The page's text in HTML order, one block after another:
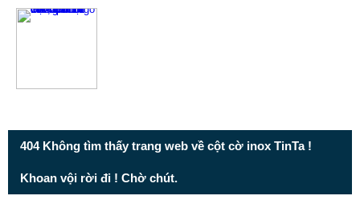
Từ mục này trở xuống là mã nguồn Zalo
404 Không tìm thấy trang web về cột cờ inox TinTa !
Khoan vội rời đi ! Chờ chút.